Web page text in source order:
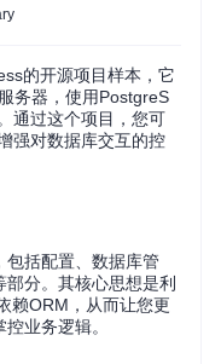
的开源项目样本，它
务器，使用PostgreS
通过这个项目，您可
强对数据库交互的控
包括配置、数据库管
分。其核心思想是利
赖ORM，从而让您更
业务逻辑。